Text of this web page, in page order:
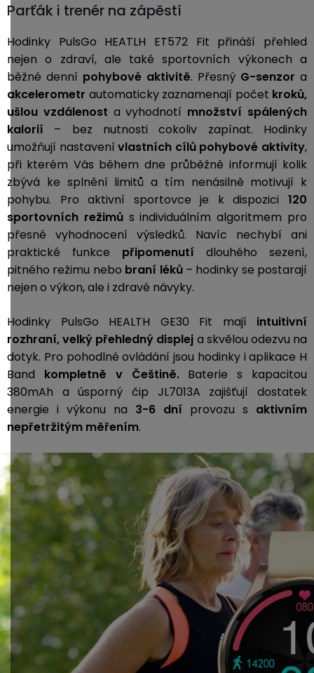
Parťák i trenér na zápěstí
Hodinky PulsGo HEATLH ET572 Fit přináší přehled
nejen o zdraví, ale také sportovních výkonech a
běžné denní pohybové aktivitě. Přesný G-senzor a
akcelerometr automaticky zaznamenají počet kroků,
ušlou vzdálenost a vyhodnotí množství spálených
kalorií – bez nutnosti cokoliv zapínat. Hodinky
umožňují nastavenívlastních cílů pohybové aktivity,
při kterém Vás během dne průběžně informují kolik
zbývá ke splnění limitů a tím nenásilně motivují k
pohybu. Pro aktivní sportovce je k dispozici 120
sportovních režimůs individuálním algoritmem pro
přesné vyhodnocení výsledků. Navíc nechybí ani
praktické funkce připomenutí dlouhého sezení,
pitného režimu nebo braní léků – hodinky se postarají
nejen o výkon, ale i zdravé návyky.
Hodinky PulsGo HEALTH GE30 Fit mají intuitivní
rozhraní, velký přehledný displej a skvělou odezvu na
dotyk. Pro pohodlné ovládání jsou hodinky i aplikace H
Band kompletně v Češtině. Baterie s kapacitou
380mAh a úsporný čip JL7013A zajišťují dostatek
energie i výkonu na 3-6 dní provozu s aktivním
nepřetržitým měřením.